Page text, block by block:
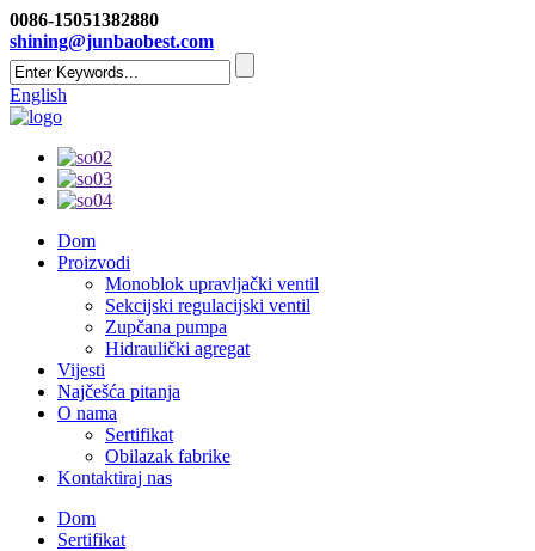
0086-15051382880
shining@junbaobest.com
English
Dom
Proizvodi
Monoblok upravljački ventil
Sekcijski regulacijski ventil
Zupčana pumpa
Hidraulički agregat
Vijesti
Najčešća pitanja
O nama
Sertifikat
Obilazak fabrike
Kontaktiraj nas
Dom
Sertifikat